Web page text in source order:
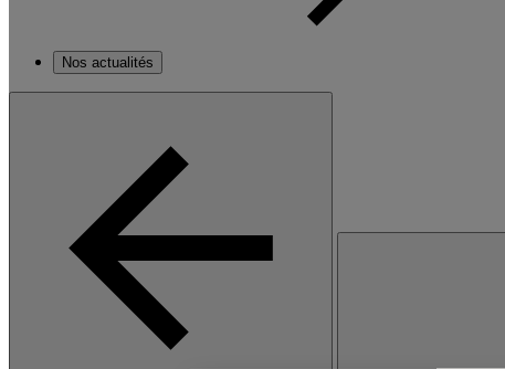
Nos actualités